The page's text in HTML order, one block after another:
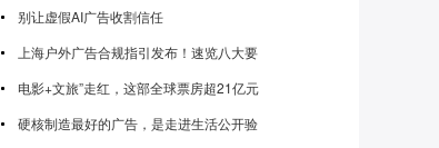
别让虚假AI广告收割信任
上海户外广告合规指引发布！速览八大要
电影+文旅”走红，这部全球票房超21亿元
硬核制造最好的广告，是走进生活公开验